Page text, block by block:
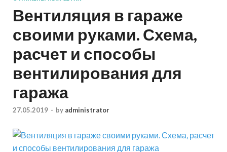
Вентиляция в гараже
своими руками. Схема,
расчет и способы
вентилирования для
гаража
27.05.2019 - by administrator